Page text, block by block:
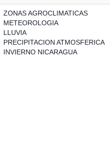
ZONAS AGROCLIMATICAS
METEOROLOGIA
LLUVIA
PRECIPITACION ATMOSFERICA
INVIERNO NICARAGUA